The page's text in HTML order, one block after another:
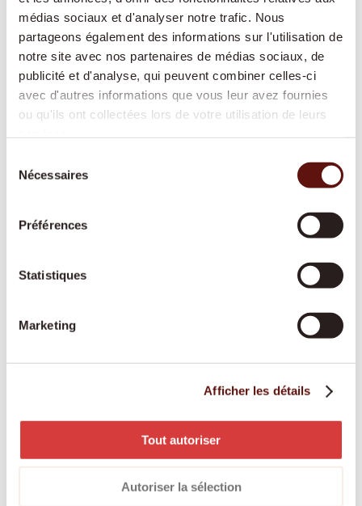
médias sociaux et d'analyser notre trafic. Nous
partageons également des informations sur l'utilisation de
notre site avec nos partenaires de médias sociaux, de
publicité et d'analyse, qui peuvent combiner celles-ci
avec d'autres informations que vous leur avez fournies
ou qu'ils ont collectées lors de votre utilisation de leurs
Nécessaires
Préférences
Statistiques
Marketing
Afficher les détails
Tout autoriser
Autoriser la sélection
Garde de nuit
Une présence active ou prête à intervenir
durant la nuit, pour offrir davantage de
sécurité et de tranquillité à toute la famille.
Une aide respectueuse pour les soins
assurances-maladie et adaptée à vos besoins.
Engagement des proches aidants
Les proches aidants bénéficient d’une
rémunération équitable, d’une formation et
Accompagnement palliatif à domicile